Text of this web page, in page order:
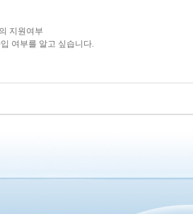
지원여부
여부를 알고 싶습니다.